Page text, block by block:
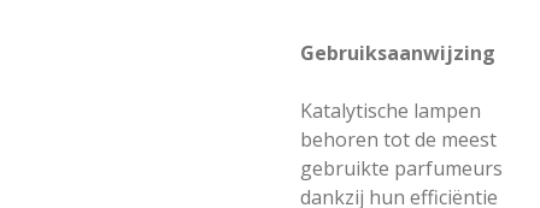
Gebruiksaanwijzing
Katalytische lampen
behoren tot de meest
gebruikte parfumeurs
dankzij hun efficiëntie